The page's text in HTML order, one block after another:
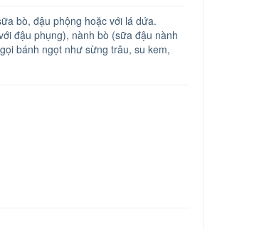
bò, đậu phộng hoặc với lá dứa.
đậu phụng), nành bò (sữa đậu nành
bánh ngọt như sừng trâu, su kem,